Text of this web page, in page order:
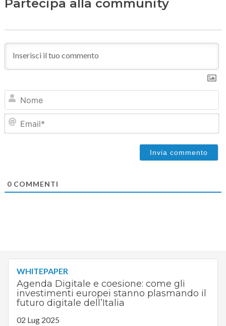
Partecipa alla community
0COMMENTI
WHITEPAPER
Agenda Digitale e coesione: come gli
investimenti europei stanno plasmando il
futuro digitale dell’Italia
02 Lug 2025